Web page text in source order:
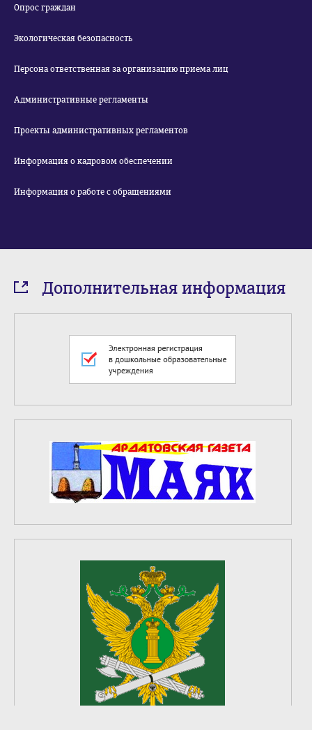
Опрос граждан
Экологическая безопасность
Персона ответственная за организацию приема лиц
Административные регламенты
Проекты административных регламентов
Информация о кадровом обеспечении
Информация о работе с обращениями
Дополнительная информация